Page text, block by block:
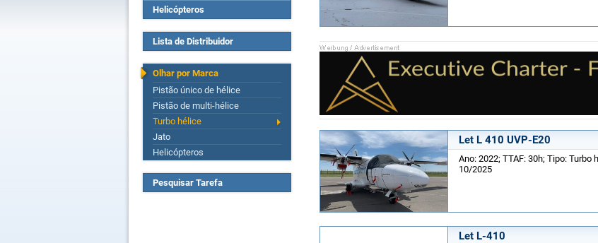
Helicópteros
Lista de Distribuidor
Olhar por Marca
Pistão único de hélice
Pistão de multi-hélice
Turbo hélice
Jato
Helicópteros
Pesquisar Tarefa
Let L 410 UVP-E20
Ano: 2022; TTAF: 30h; Tipo:
10/2025
Let L-410